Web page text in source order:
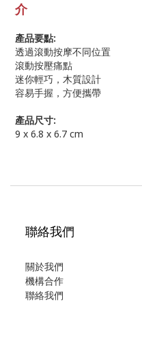
介
產品要點:
透過滾動按摩不同位置
滾動按壓痛點
迷你輕巧，木質設計
容易手握，方便攜帶
產品尺寸:
9 x 6.8 x 6.7 cm
聯絡我們
關於我們
機構合作
聯絡我們